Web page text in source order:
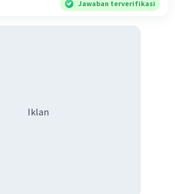
pendidikan Islam.
menjadi agama mayoritas di
Jawaban terverifikasi
Iklan